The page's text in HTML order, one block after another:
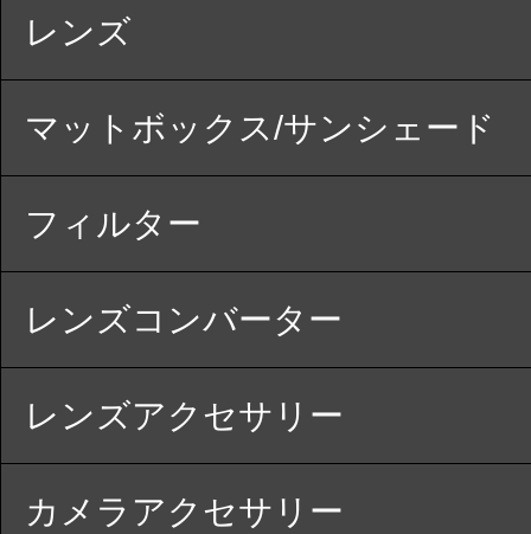
レンズ
マットボックス/サンシェード
フィルター
レンズコンバーター
レンズアクセサリー
カメラアクセサリー